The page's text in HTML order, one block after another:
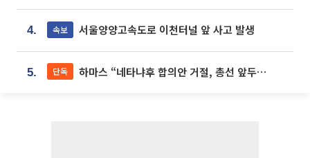
4. 속보 서울양양고속도로 이천터널 앞 사고 발생
5. 단독 하마스 “네타냐후 합의안 거절, 총선 앞두고 시간 끌기”